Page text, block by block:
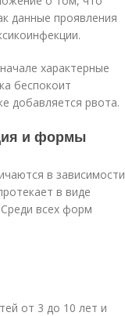
данные проявления
характерные
беспокоит
добавляется рвота.
и формы
в зависимости
в виде
всех форм
от 3 до 10 лет и